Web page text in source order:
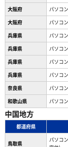
大阪府
パソコ
大阪府
パソコ
兵庫県
パソコ
兵庫県
パソコ
兵庫県
パソコ
兵庫県
パソコ
奈良県
パソコ
和歌山県
パソコ
中国地方
都道府県
鳥取県
パソコ